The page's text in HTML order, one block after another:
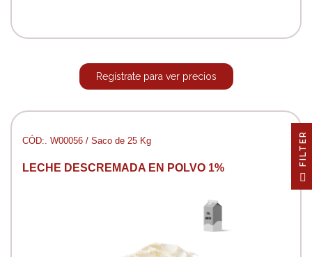
Regístrate para ver precios
CÓD:. W00056 / Saco de 25 Kg
LECHE DESCREMADA EN POLVO 1%
R